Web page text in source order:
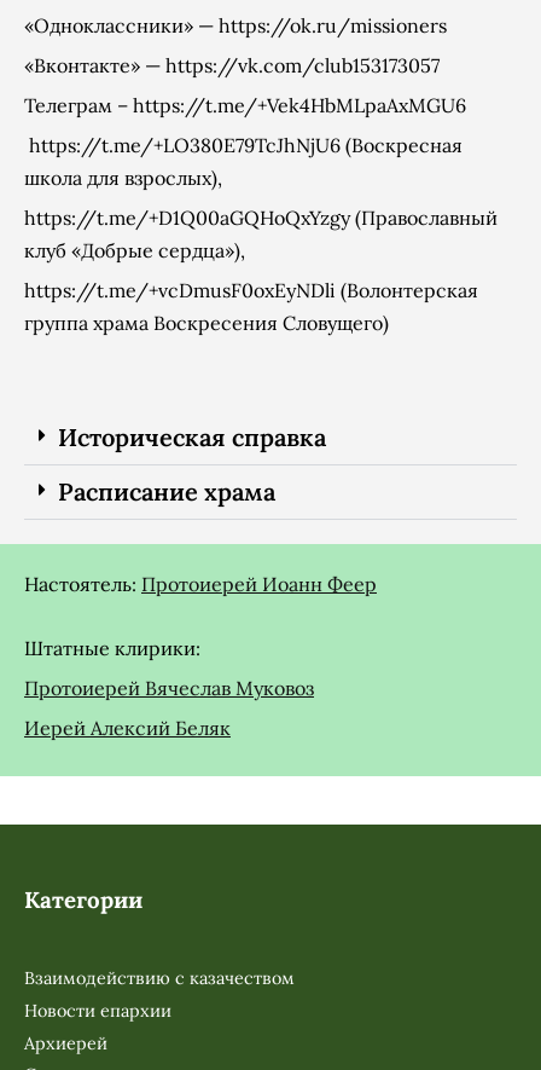
«Одноклассники» — https://ok.ru/missioners
«Вконтакте» — https://vk.com/club153173057
Телеграм – https://t.me/+Vek4HbMLpaAxMGU6
https://t.me/+LO380E79TcJhNjU6 (Воскресная
школа для взрослых),
https://t.me/+D1Q00aGQHoQxYzgy(Православный
клуб «Добрые сердца»),
https://t.me/+vcDmusF0oxEyNDli (Волонтерская
группа храма Воскресения Словущего)
Историческая справка
Расписание храма
Настоятель: Протоиерей Иоанн Феер
Штатные клирики:
Протоиерей Вячеслав Муковоз
Иерей Алексий Беляк
Категории
Взаимодействию с казачеством
Новости епархии
Архиерей